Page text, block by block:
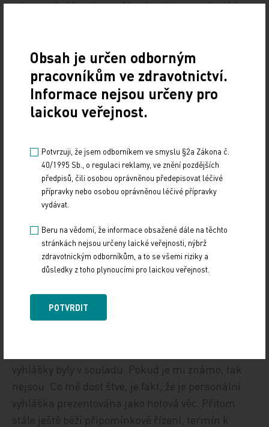
zdravotní péče, ale snaží se legalizovat stávající
Dalším problémem je skutečnost, že vyhláška sice
říká, že personální vybavení musí být zajištěno
nad rámec vyhlášky v případě, že to rozsah
poskytovaných služeb vyžaduje, neexistuje však
odpovědnost managementů nemocnic to zajistit.
Máme velké obavy, že za případné následky
(neposkytnutí péče lege artis, zanedbání péče atp.)
by nebyli postihováni skuteční viníci, ale ti lékaři,
kteří by měli smůlu, že byli v inkriminované době
pokoušet vyhlášku využít (nebo spíše zneužít), je
zřejmé. Napovídá to prohlášení dr. Ludvíka –
ředitele největší české nemocnice.
Na ministerstvu navíc zřejmě pravá ruka neví, co
dělá levá. Stále totiž platí i jiná vyhláška – Seznam
vyhlášky byly v souladu. Pokud je mi známo, tak
nejsou. Co mě dost štve, je fakt, že je personální
vyhláška prezentována jako hotová věc. Přitom
stále ještě běží připomínkové řízení, termín k
Obsah je určen odborným
pracovníkům ve zdravotnictví.
Informace nejsou určeny pro
laickou veřejnost.
Potvrzuji, že jsem odborníkem ve smyslu §2a Zákona č.
40/1995 Sb., o regulaci reklamy, ve znění pozdějších
předpisů, čili osobou oprávněnou předepisovat léčivé
přípravky nebo osobou oprávněnou léčivé přípravky
vydávat.
Beru na vědomí, že informace obsažené dále na těchto
stránkách nejsou určeny laické veřejnosti, nýbrž
zdravotnickým odborníkům, a to se všemi riziky a
důsledky z toho plynoucími pro laickou veřejnost.
POTVRDIT